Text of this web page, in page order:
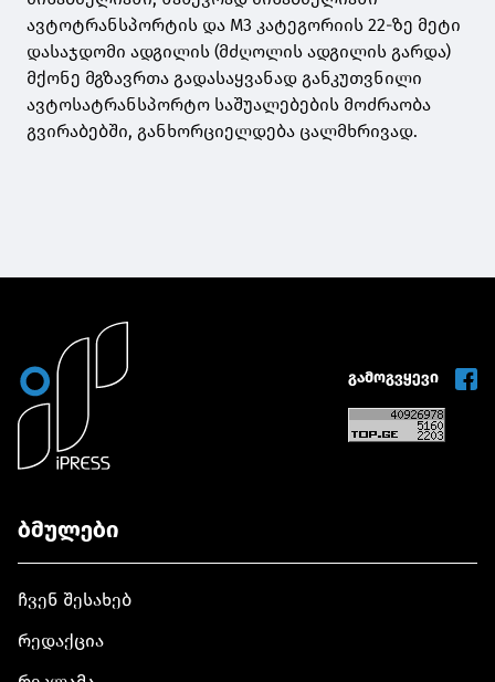
ავტოტრანსპორტის და M3 კატეგორიის 22-ზე მეტი
დასაჯდომი ადგილის (მძღოლის ადგილის გარდა)
მქონე მგზავრთა გადასაყვანად განკუთვნილი
ავტოსატრანსპორტო საშუალებების მოძრაობა
გვირაბებში, განხორციელდება ცალმხრივად.
გამოგვყევი
ბმულები
ჩვენ შესახებ
რედაქცია